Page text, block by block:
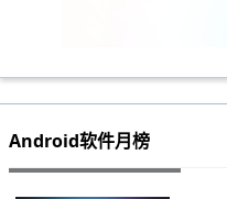
Android软件月榜